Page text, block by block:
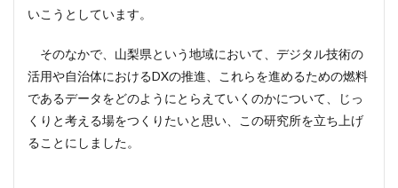
いこうとしています。
そのなかで、山梨県という地域において、デジタル技術の
活用や自治体におけるDXの推進、これらを進めるための燃料
であるデータをどのようにとらえていくのかについて、じっ
くりと考える場をつくりたいと思い、この研究所を立ち上げ
ることにしました。